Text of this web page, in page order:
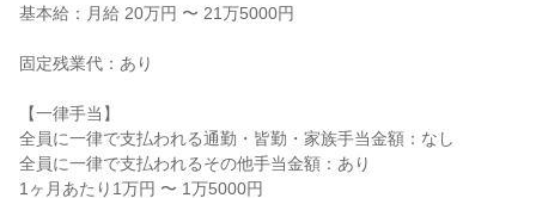
基本給：月給 20万円 〜 21万5000円
固定残業代：あり
【一律手当】
全員に一律で支払われる通勤・皆勤・家族手当金額：なし
全員に一律で支払われるその他手当金額：あり
1ヶ月あたり1万円 〜 1万5000円